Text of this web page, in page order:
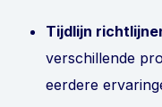
Tijdlijn
verschillende
eerdere